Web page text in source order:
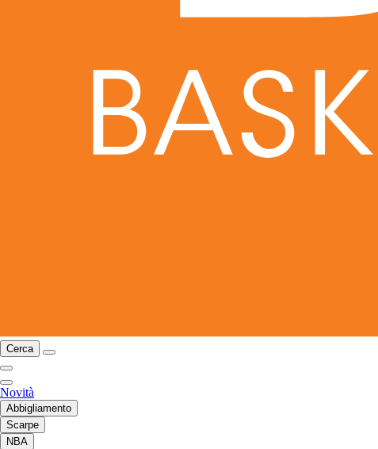
Cerca
Novità
Abbigliamento
Scarpe
NBA